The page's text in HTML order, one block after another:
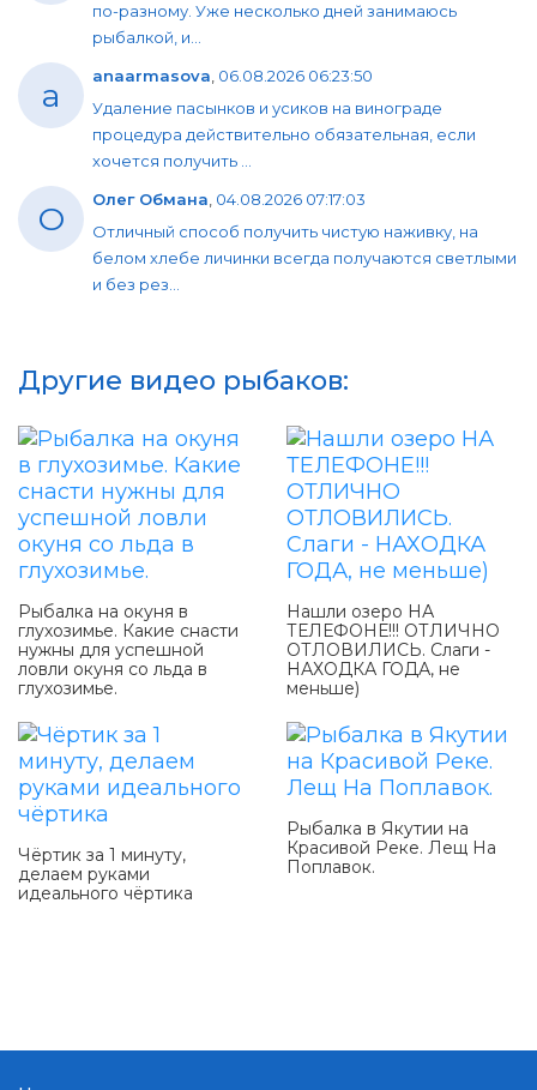
по-разному. Уже несколько дней занимаюсь
рыбалкой, и...
a anaarmasova, 06.08.2026 06:23:50
Удаление пасынков и усиков на винограде
процедура действительно обязательная, если
хочется получить ...
О Олег Обмана, 04.08.2026 07:17:03
Отличный способ получить чистую наживку, на
белом хлебе личинки всегда получаются светлыми
и без рез...
Другие видео рыбаков:
Рыбалка на окуня в
глухозимье. Какие снасти
нужны для успешной
ловли окуня со льда в
глухозимье.
Нашли озеро НА
ТЕЛЕФОНЕ!!! ОТЛИЧНО
ОТЛОВИЛИСЬ. Слаги -
НАХОДКА ГОДА, не
меньше)
Чёртик за 1 минуту,
делаем руками
идеального чёртика
Рыбалка в Якутии на
Красивой Реке. Лещ На
Поплавок.